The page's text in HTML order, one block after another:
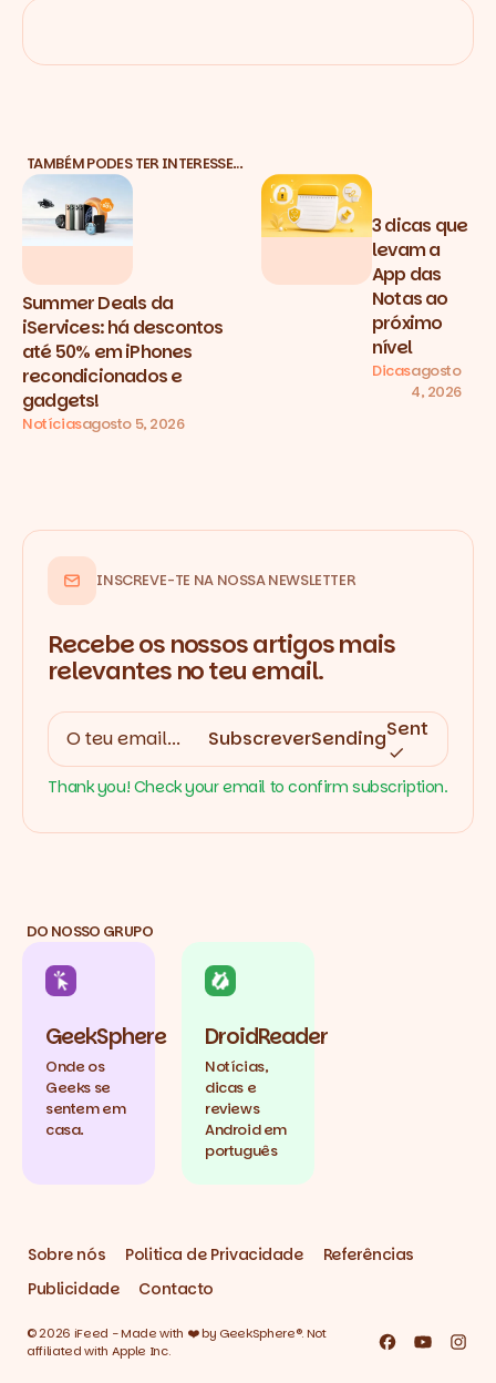
TAMBÉM PODES TER INTERESSE…
Summer Deals da
iServices: há descontos
até 50% em iPhones
recondicionados e
gadgets!
Notíciasagosto 5, 2026
3 dicas que
levam a
App das
Notas ao
próximo
nível
Dicasagosto
4, 2026
INSCREVE-TE NA NOSSA NEWSLETTER
Recebe os nossos artigos mais
relevantes no teu email.
SubscreverSendingSent
Thank you! Check your email to confirm subscription.
DO NOSSO GRUPO
GeekSphere
Onde os
Geeks se
sentem em
casa.
DroidReader
Notícias,
dicas e
reviews
Android em
português
Sobre nós Politica de Privacidade
Referências
Publicidade
Contacto
© 2026 iFeed - Made with ❤️ by GeekSphere®. Not
affiliated with Apple Inc.
Facebook
YouTube